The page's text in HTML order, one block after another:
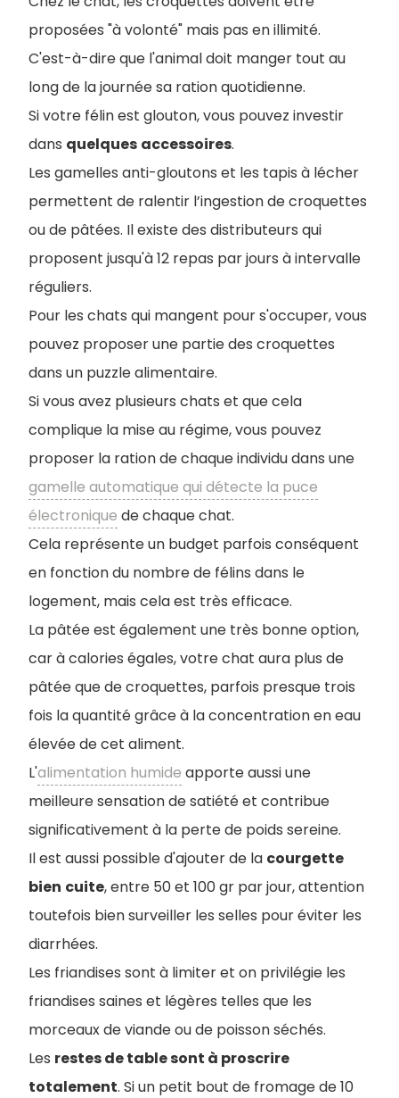
proposées "à volonté" mais pas en illimité.
C'est-à-dire que l'animal doit manger tout au
long de la journée sa ration quotidienne.
Si votre félin est glouton, vous pouvez investir
dans quelques accessoires.
Les gamelles anti-gloutons et les tapis à lécher
permettent de ralentir l’ingestion de croquettes
ou de pâtées. Il existe des distributeurs qui
proposent jusqu'à 12 repas par jours à intervalle
réguliers.
Pour les chats qui mangent pour s'occuper, vous
pouvez proposer une partie des croquettes
dans un puzzle alimentaire.
Si vous avez plusieurs chats et que cela
complique la mise au régime, vous pouvez
proposer la ration de chaque individu dans une
gamelle automatique qui détecte la puce
électronique de chaque chat.
Cela représente un budget parfois conséquent
en fonction du nombre de félins dans le
logement, mais cela est très efficace.
La pâtée est également une très bonne option,
car à calories égales, votre chat aura plus de
pâtée que de croquettes, parfois presque trois
fois la quantité grâce à la concentration en eau
élevée de cet aliment.
L'alimentation humide apporte aussi une
meilleure sensation de satiété et contribue
significativement à la perte de poids sereine.
Il est aussi possible d'ajouter de la courgette
bien cuite, entre 50 et 100 gr par jour, attention
toutefois bien surveiller les selles pour éviter les
diarrhées.
Les friandises sont à limiter et on privilégie les
friandises saines et légères telles que les
morceaux de viande ou de poisson séchés.
Les restes de table sont à proscrire
totalement. Si un petit bout de fromage de 10